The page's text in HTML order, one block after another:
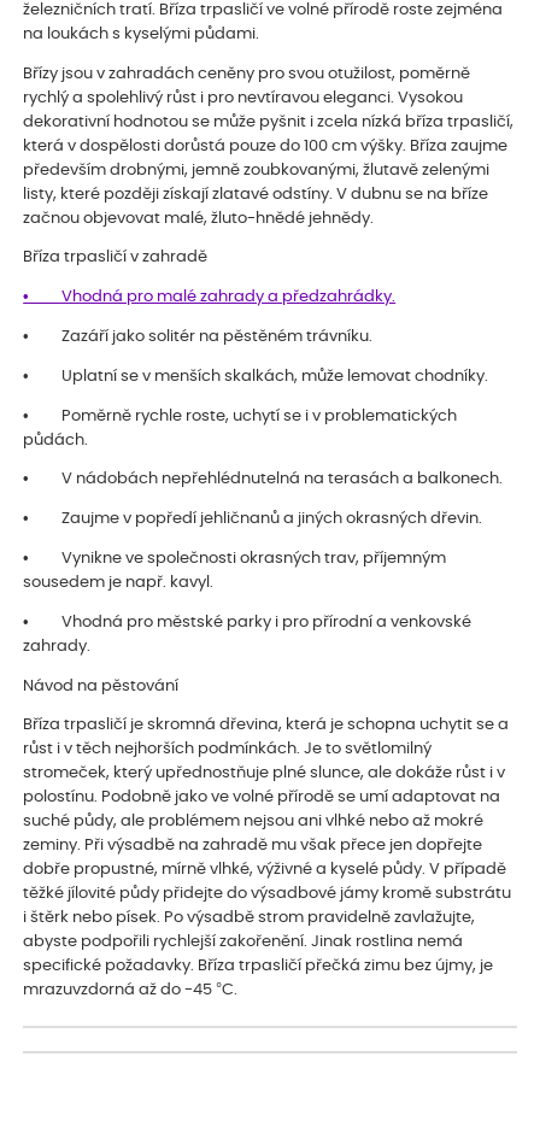
železničních tratí. Bříza trpasličí ve volné přírodě roste zejména
na loukách s kyselými půdami.
Břízy jsou v zahradách ceněny pro svou otužilost, poměrně
rychlý a spolehlivý růst i pro nevtíravou eleganci. Vysokou
dekorativní hodnotou se může pyšnit i zcela nízká bříza trpasličí,
která v dospělosti dorůstá pouze do 100 cm výšky. Bříza zaujme
především drobnými, jemně zoubkovanými, žlutavě zelenými
listy, které později získají zlatavé odstíny. V dubnu se na bříze
začnou objevovat malé, žluto-hnědé jehnědy.
Bříza trpasličí v zahradě
• Vhodná pro malé zahrady a předzahrádky.
• Zazáří jako solitér na pěstěném trávníku.
• Uplatní se v menších skalkách, může lemovat chodníky.
• Poměrně rychle roste, uchytí se i v problematických
půdách.
• V nádobách nepřehlédnutelná na terasách a balkonech.
• Zaujme v popředí jehličnanů a jiných okrasných dřevin.
• Vynikne ve společnosti okrasných trav, příjemným
sousedem je např. kavyl.
• Vhodná pro městské parky i pro přírodní a venkovské
zahrady.
Návod na pěstování
Bříza trpasličí je skromná dřevina, která je schopna uchytit se a
růst i v těch nejhorších podmínkách. Je to světlomilný
stromeček, který upřednostňuje plné slunce, ale dokáže růst i v
polostínu. Podobně jako ve volné přírodě se umí adaptovat na
suché půdy, ale problémem nejsou ani vlhké nebo až mokré
zeminy. Při výsadbě na zahradě mu však přece jen dopřejte
dobře propustné, mírně vlhké, výživné a kyselé půdy. V případě
těžké jílovité půdy přidejte do výsadbové jámy kromě substrátu
i štěrk nebo písek. Po výsadbě strom pravidelně zavlažujte,
abyste podpořili rychlejší zakořenění. Jinak rostlina nemá
specifické požadavky. Bříza trpasličí přečká zimu bez újmy, je
mrazuvzdorná až do -45 °C.